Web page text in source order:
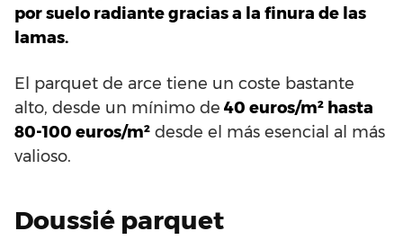
por suelo radiante gracias a la finura de las
lamas.
El parquet de arce tiene un coste bastante
alto, desde un mínimo de 40 euros/m² hasta
80-100 euros/m² desde el más esencial al más
valioso.
Doussié parquet